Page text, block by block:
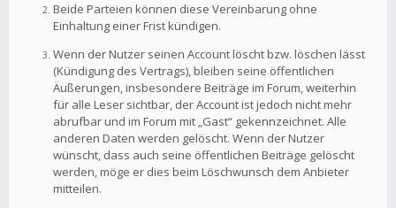
Beide Parteien können diese Vereinbarung ohne
Einhaltung einer Frist kündigen.
Wenn der Nutzer seinen Account löscht bzw. löschen lässt
(Kündigung des Vertrags), bleiben seine öffentlichen
Äußerungen, insbesondere Beiträge im Forum, weiterhin
für alle Leser sichtbar, der Account ist jedoch nicht mehr
abrufbar und im Forum mit „Gast“ gekennzeichnet. Alle
anderen Daten werden gelöscht. Wenn der Nutzer
wünscht, dass auch seine öffentlichen Beiträge gelöscht
werden, möge er dies beim Löschwunsch dem Anbieter
mitteilen.